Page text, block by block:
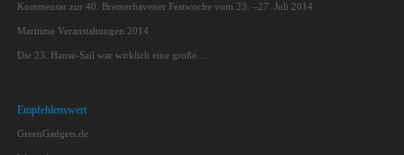
Kommentar zur 40. Bremerhavener Festwoche vom 23. –27. Juli 2014
Maritime Veranstaltungen 2014
Die 23. Hanse-Sail war wirklich eine große…
Empfehlenswert
GreenGadgets.de